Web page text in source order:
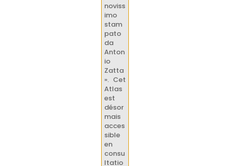
noviss
imo
stam
pato
da
Anton
io
Zatta
». Cet
Atlas
est
désor
mais
acces
sible
en
consu
ltatio